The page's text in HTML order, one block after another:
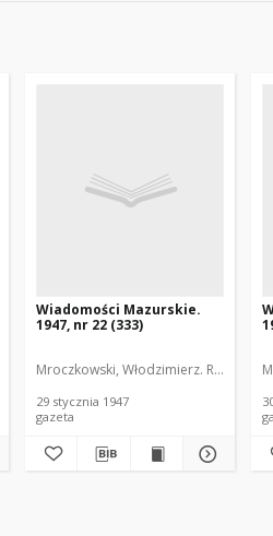
Wiadomości Mazurskie.
1947, nr 22 (333)
Mroczkowski, Włodzimierz. Red.
29 stycznia 1947
gazeta